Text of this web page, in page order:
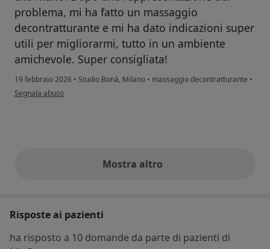
problema, mi ha fatto un massaggio
decontratturante e mi ha dato indicazioni super
utili per migliorarmi, tutto in un ambiente
amichevole. Super consigliata!
19 febbraio 2026 • Studio Bonà, Milano • massaggio decontratturante •
secondo l'opinione dell'utente M.S.
Segnala abuso
Mostra altroopinioni di cui sopra
Risposte ai pazienti
ha risposto a 10 domande da parte di pazienti di